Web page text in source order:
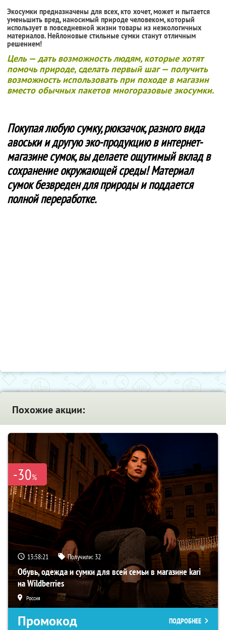
Экосумки предназначены для всех, кто хочет, может и пытается
уменьшить вред, наносимый природе человеком, который
использует в повседневной жизни товары из неэкологичных
материалов. Нейлоновые стильные сумки станут отличным
решением!
Цель — дать возможность людям, которые хотят
помочь природе, сделать первый шаг — получить
возможность использовать при походе в магазин
вместо обычных пакетов многоразовые экосумки.
Покупая любую сумку, рюкзачок, разного вида
авоськи и другую эко-продукцию в интернет-
магазине сумок, вы делаете ощутимый вклад в
сохранение окружающей среды! Материал
сумок безвреден для природы и поддается
полной переработке.
Похожие акции:
-30%
13:58:19 Получили: 32
Обувь, одежда и сумки для всей семьи в магазине kari
на Wildberries
Россия
Промокод ПОДРОБНЕЕ